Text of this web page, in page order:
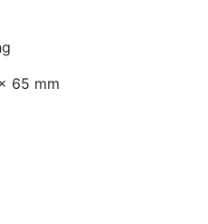
65 mm